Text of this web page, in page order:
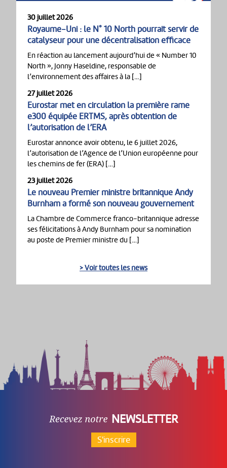
30 juillet 2026
Royaume-Uni : le N° 10 North pourrait servir de
catalyseur pour une décentralisation efficace
En réaction au lancement aujourd’hui de « Number 10
North », Jonny Haseldine, responsable de
l’environnement des affaires à la […]
27 juillet 2026
Eurostar met en circulation la première rame
e300 équipée ERTMS, après obtention de
l’autorisation de l’ERA
Eurostar annonce avoir obtenu, le 6 juillet 2026,
l’autorisation de l’Agence de l’Union européenne pour
les chemins de fer (ERA) […]
23 juillet 2026
Le nouveau Premier ministre britannique Andy
Burnham a formé son nouveau gouvernement
La Chambre de Commerce franco-britannique adresse
ses félicitations à Andy Burnham pour sa nomination
au poste de Premier ministre du […]
> Voir toutes les news
NEWSLETTER
S'inscrire